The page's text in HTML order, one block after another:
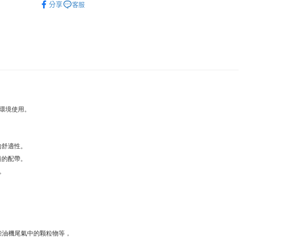
付款後7-11取貨
分享
客服
使用。
適性。
配帶。
機尾氣中的颗粒物等，